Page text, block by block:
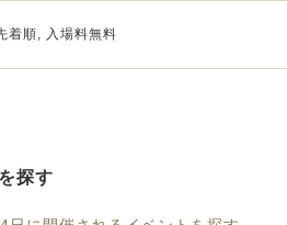
着順, 入場料無料
探す